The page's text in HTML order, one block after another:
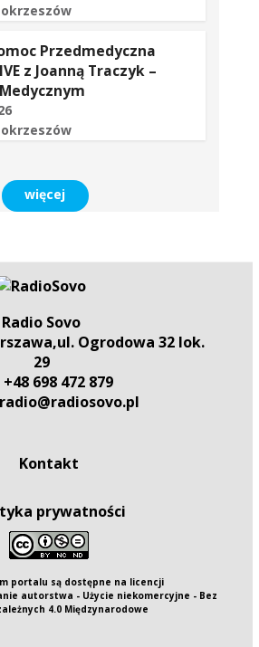
Przedmedyczna
z Joanną Traczyk –
więcej
Radio Sovo
Ogrodowa 32 lok.
29
698 472 879
Kontakt
prywatności
portalu są dostępne na licencji
autorstwa - Użycie niekomercyjne - Bez
4.0 Międzynarodowe